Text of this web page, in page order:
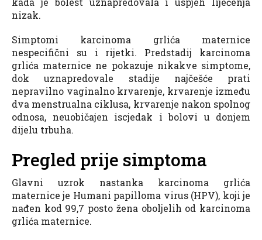
nizak.
Simptomi karcinoma grlića maternice
nespecifični su i rijetki. Predstadij karcinoma
grlića maternice ne pokazuje nikakve simptome,
dok uznapredovale stadije najčešće prati
nepravilno vaginalno krvarenje, krvarenje između
dva menstrualna ciklusa, krvarenje nakon spolnog
odnosa, neuobičajen iscjedak i bolovi u donjem
dijelu trbuha.
Pregled prije simptoma
Glavni uzrok nastanka karcinoma grlića
maternice je Humani papilloma virus (HPV), koji je
nađen kod 99,7 posto žena oboljelih od karcinoma
grlića maternice.